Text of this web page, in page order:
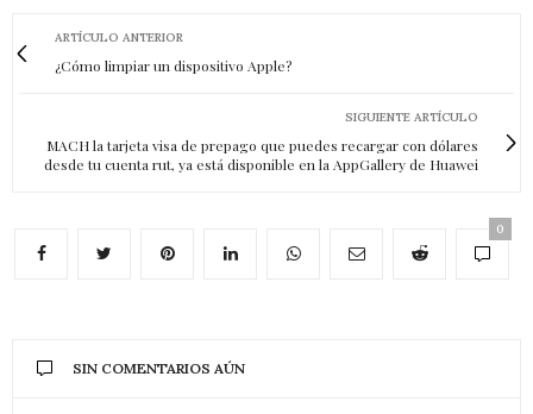
ARTÍCULO ANTERIOR
¿Cómo limpiar un dispositivo Apple?
SIGUIENTE ARTÍCULO
MACH la tarjeta visa de prepago que puedes recargar con dólares
desde tu cuenta rut, ya está disponible en la AppGallery de Huawei
0
SIN COMENTARIOS AÚN